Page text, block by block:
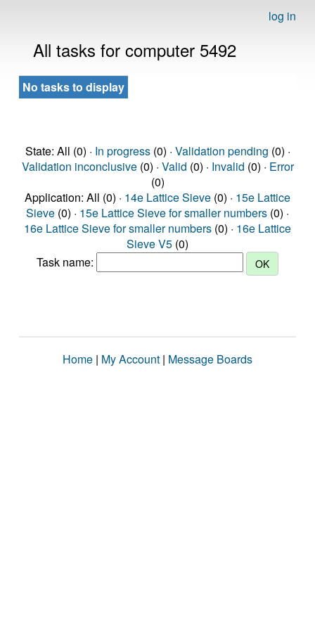
log in
All tasks for computer 5492
No tasks to display
State: All (0) · In progress(0) · Validation pending (0) ·
Validation inconclusive(0) · Valid (0) · Invalid (0) · Error
(0)
Application: All (0) · 14e Lattice Sieve (0) · 15e Lattice
Sieve (0) · 15e Lattice Sieve for smaller numbers (0) ·
16e Lattice Sieve for smaller numbers (0) · 16e Lattice
Sieve V5 (0)
Task name:
Home | My Account | Message Boards